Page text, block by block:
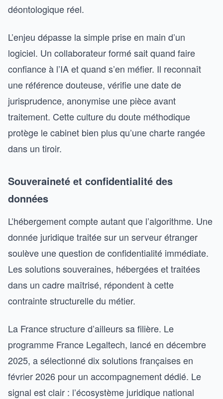
déontologique réel.
L’enjeu dépasse la simple prise en main d’un
logiciel. Un collaborateur formé sait quand faire
confiance à l’IA et quand s’en méfier. Il reconnaît
une référence douteuse, vérifie une date de
jurisprudence, anonymise une pièce avant
traitement. Cette culture du doute méthodique
protège le cabinet bien plus qu’une charte rangée
dans un tiroir.
Souveraineté et confidentialité des
données
L’hébergement compte autant que l’algorithme. Une
donnée juridique traitée sur un serveur étranger
soulève une question de confidentialité immédiate.
Les solutions souveraines, hébergées et traitées
dans un cadre maîtrisé, répondent à cette
contrainte structurelle du métier.
La France structure d’ailleurs sa filière. Le
programme France Legaltech, lancé en décembre
2025, a sélectionné dix solutions françaises en
février 2026 pour un accompagnement dédié. Le
signal est clair : l’écosystème juridique national